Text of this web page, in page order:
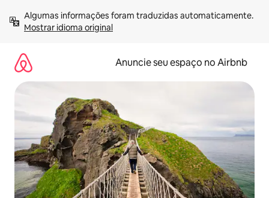
para
Mostrar idioma original
Anuncie seu espaço no Airbnb